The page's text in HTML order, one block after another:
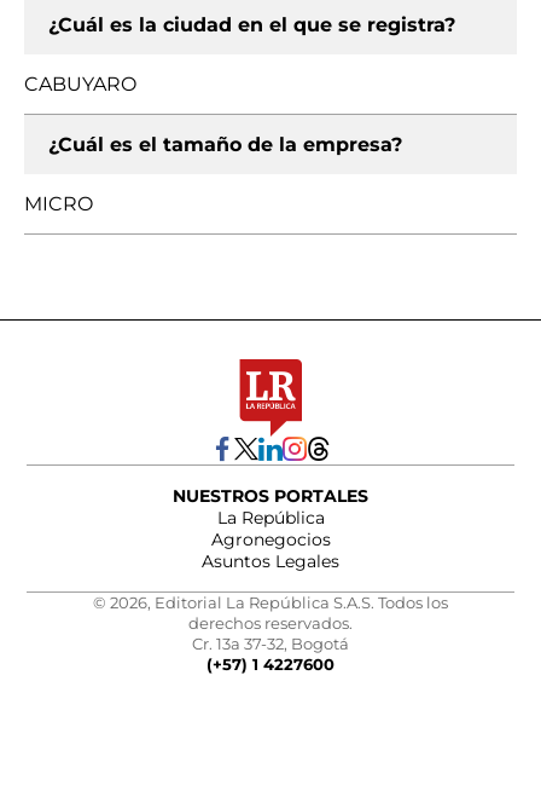
¿Cuál es la ciudad en el que se registra?
CABUYARO
¿Cuál es el tamaño de la empresa?
MICRO
NUESTROS PORTALES
La República
Agronegocios
Asuntos Legales
© 2026, Editorial La República S.A.S. Todos los
derechos reservados.
Cr. 13a 37-32, Bogotá
(+57) 1 4227600